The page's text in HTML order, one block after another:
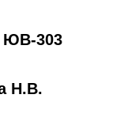
ЮВ-303
Н.В.